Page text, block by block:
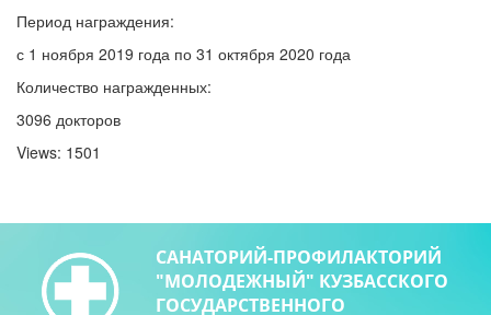
Период награждения:
с 1 ноября 2019 года по 31 октября 2020 года
Количество награжденных:
3096 докторов
Views: 1501
САНАТОРИЙ-ПРОФИЛАКТОРИЙ
"МОЛОДЕЖНЫЙ" КУЗБАССКОГО
ГОСУДАРСТВЕННОГО